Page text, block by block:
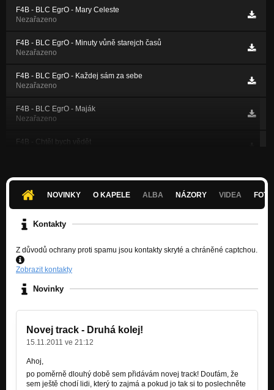
F4B - BLC EgrO - Mary Celeste
Nezařazeno
F4B - BLC EgrO - Minuty vůně starejch časů
Nezařazeno
F4B - BLC EgrO - Každej sám za sebe
Nezařazeno
F4B - BLC EgrO - Maják
Nezařazeno
F4B - Chtěl bych vědět
F4B - BLC EgrO - Život neni skvělej
Nezařazeno
Nezařazeno
NOVINKY O KAPELE ALBA NÁZORY VIDEA
Kontakty
Z důvodů ochrany proti spamu jsou kontakty skryté a chráněné captchou.
Zobrazit kontakty
Novinky
Novej track - Druhá kolej!
15.11.2011 ve 21:12
Ahoj,
po poměrně dlouhý době sem přidávám novej track! Doufám, že
sem ještě chodí lidi, který to zajmá a pokud jo tak si to poslechněte